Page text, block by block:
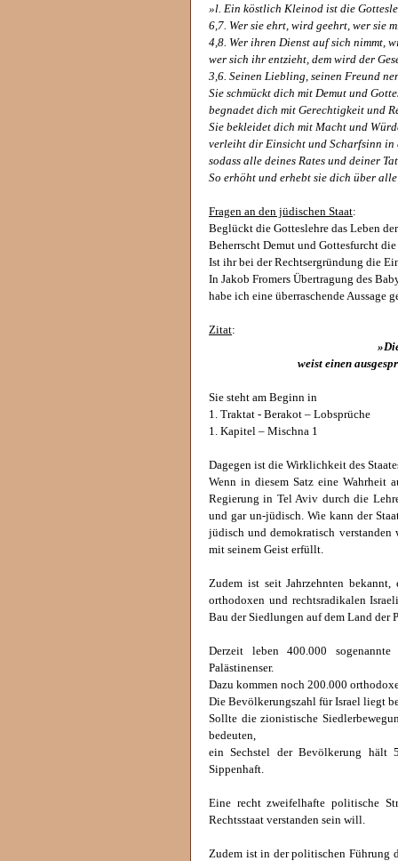
»l. Ein köstlich Kleinod ist die
6,7. Wer sie ehrt, wird geehrt, wer sie
4,8. Wer ihren Dienst auf sich nimmt,
wer sich ihr entzieht, dem wird der
3,6. Seinen Liebling, seinen Freund
Sie schmückt dich mit Demut und
begnadet dich mit Gerechtigkeit und
Sie bekleidet dich mit Macht und
verleiht dir Einsicht und Scharfsinn in
sodass alle deines Rates und deiner
So erhöht und erhebt sie dich über
Fragen an den jüdischen Staat:
Beglückt die Gotteslehre das Leben
Beherrscht Demut und Gottesfurcht
Ist ihr bei der Rechtsergründung die
In Jakob Fromers Übertragung des
habe ich eine überraschende Aussage
Zitat:
weist einen
Sie steht am Beginn in
1. Traktat - Berakot – Lobsprüche
1. Kapitel – Mischna 1
Dagegen ist die Wirklichkeit des
Wenn in diesem Satz eine Wahrheit
Regierung in Tel Aviv durch die
und gar un-jüdisch. Wie kann der
jüdisch und demokratisch verstanden
mit seinem Geist erfüllt.
Zudem ist seit Jahrzehnten
orthodoxen und rechtsradikalen
Bau der Siedlungen auf dem Land der
Derzeit leben 400.000
Palästinenser.
Dazu kommen noch 200.000
Die Bevölkerungszahl für Israel liegt
Sollte die zionistische
bedeuten,
ein Sechstel der Bevölkerung hält
Sippenhaft.
Eine recht zweifelhafte politische
Rechtsstaat verstanden sein will.
Zudem ist in der politischen Führung